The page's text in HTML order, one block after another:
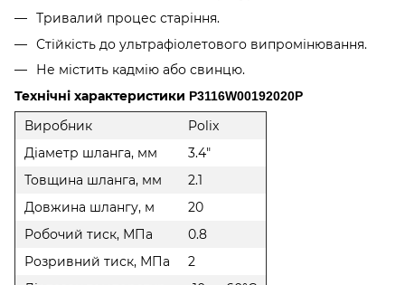
Тривалий процес старіння.
Стійкість до ультрафіолетового випромінювання.
Не містить кадмію або свинцю.
Технічні характеристики P3116W00192020P
Виробник
Polix
Діаметр шланга, мм
3.4"
Товщина шланга, мм
2.1
Довжина шлангу, м
20
Робочий тиск, МПа
0.8
Розривний тиск, МПа
2